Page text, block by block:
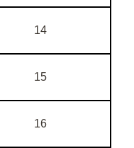
14
15
16